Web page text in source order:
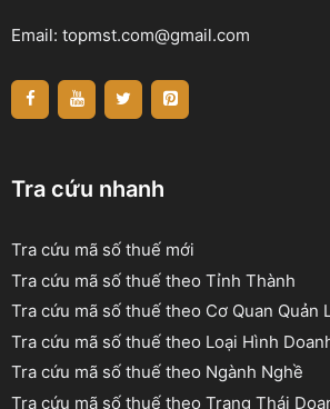
Email: topmst.com@gmail.com
Tra cứu nhanh
Tra cứu mã số thuế mới
Tra cứu mã số thuế theo Tỉnh Thành
Tra cứu mã số thuế theo Cơ Quan Quản
Tra cứu mã số thuế theo Loại Hình
Tra cứu mã số thuế theo Ngành Nghề
Tra cứu mã số thuế theo Trạng Thái